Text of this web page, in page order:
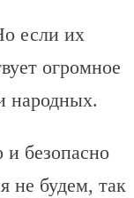
если их
огромное
народных.
безопасно
не будем, так